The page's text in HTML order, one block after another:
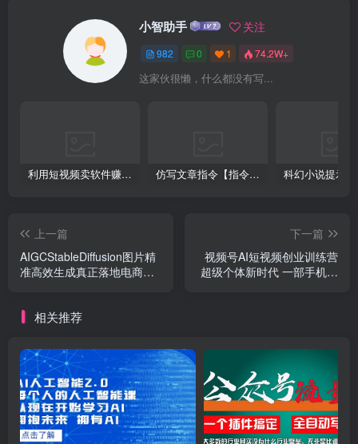
小智助手 关注
982 0 1 74.2W+
这家伙很懒，什么都没有写...
利用短视频卖软件赚钱，新手小白轻松月入10000+！ 仿写文章指令【指令+教程】
上一篇
AIGCStableDiffusion图片精
准高效生成真正落地电商应
下一篇
视频号AI短视频创业训练营
超级个体新时代 一部手机每
相关推荐